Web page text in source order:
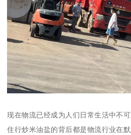
现在物流已经成为人们日常生活中不
住行炒米油盐的背后都是物流行业在